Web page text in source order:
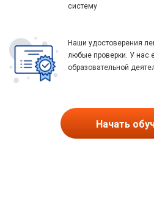
систему
Наши удостоверения
любые проверки. У нас
образовательной
Начать